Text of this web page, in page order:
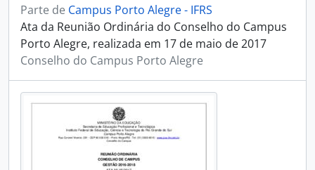
Parte de Campus Porto Alegre - IFRS
Ata da Reunião Ordinária do Conselho do Campus
Porto Alegre, realizada em 17 de maio de 2017
Conselho do Campus Porto Alegre